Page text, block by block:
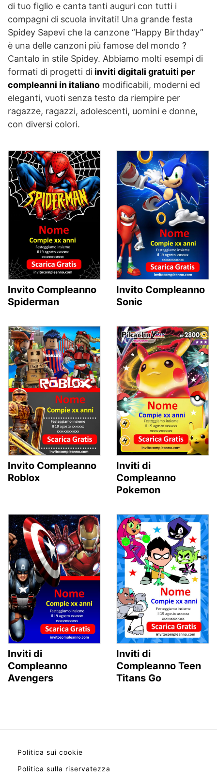
di tuo figlio e canta tanti auguri con tutti i
compagni di scuola invitati! Una grande festa
Spidey Sapevi che la canzone “Happy Birthday”
è una delle canzoni più famose del mondo ?
Cantalo in stile Spidey. Abbiamo molti esempi di
formati di progetti di inviti digitali gratuiti per
compleanni in italiano modificabili, moderni ed
eleganti, vuoti senza testo da riempire per
ragazze, ragazzi, adolescenti, uomini e donne,
con diversi colori.
Invito Compleanno
Spiderman
Invito Compleanno
Sonic
Invito Compleanno
Roblox
Inviti di
Compleanno
Pokemon
Inviti di
Compleanno
Avengers
Inviti di
Compleanno Teen
Titans Go
Politica sui cookie
Politica sulla riservatezza